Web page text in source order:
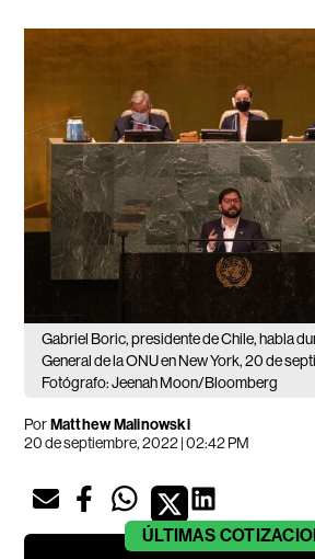
Gabriel Boric, presidente de Chile, habla
General de la ONU en New York, 20 de
Fotógrafo: Jeenah Moon/Bloomberg
PorMatthew Malinowski
20 de septiembre, 2022 | 02:42 PM
ÚLTIMAS